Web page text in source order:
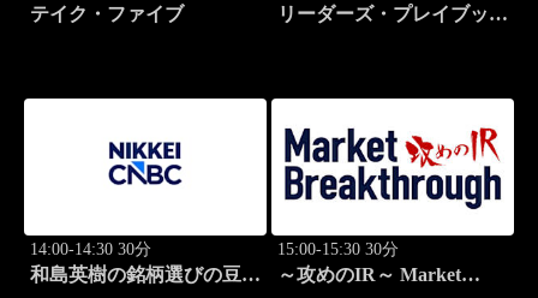
テイク・ファイブ
リーダーズ・プレイブック
14:00-14:30 30分
和島英樹の銘柄選びの豆知
15:00-15:30 30分
～攻めのIR～ Market